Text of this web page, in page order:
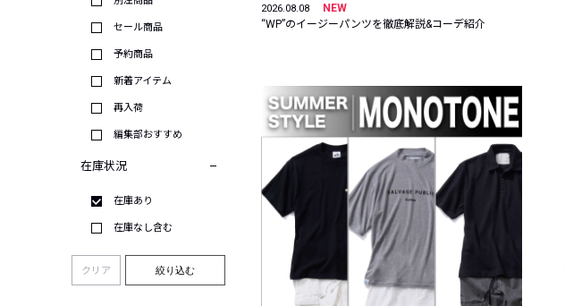
セール商品
予約商品
新着アイテム
再入荷
編集部おすすめ
在庫状況
在庫あり
在庫なし含む
クリア 絞り込む
2026.08.08
NEW
“WP”のイージーパンツを徹底解説&コーデ紹介